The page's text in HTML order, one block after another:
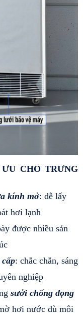
CHO TRƯNG
kính mở: dễ lấy
hơi lạnh
được nhiều sản
: chắc chắn, sáng
nghiệp
sưởi chống đọng
hơi nước dù môi